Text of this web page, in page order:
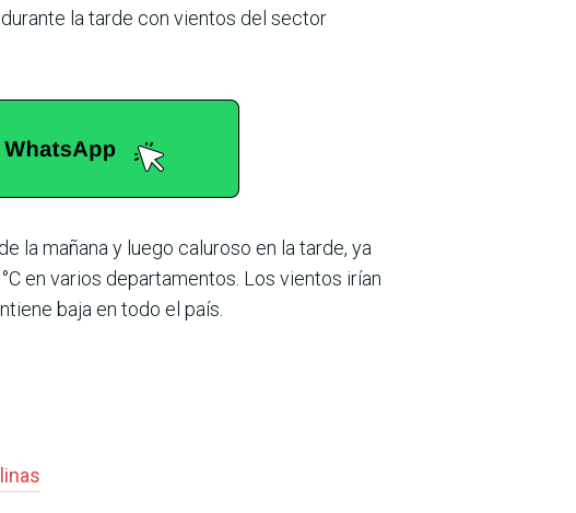
la tarde con vientos del sector
la mañana y luego caluroso en la tarde, ya
en varios departamentos. Los vientos irían
baja en todo el país.